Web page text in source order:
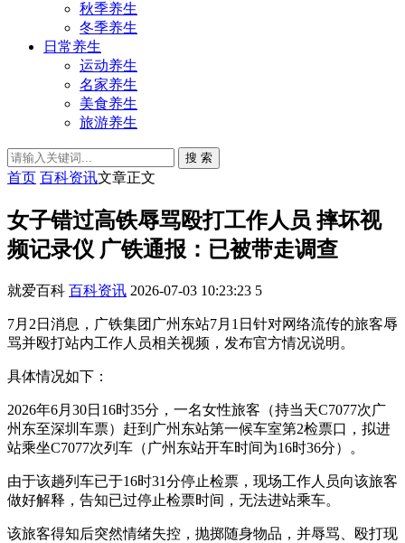
秋季养生
冬季养生
日常养生
运动养生
名家养生
美食养生
旅游养生
搜 索
首页 百科资讯文章正文
女子错过高铁辱骂殴打工作人员 摔坏视
频记录仪 广铁通报：已被带走调查
就爱百科 百科资讯 2026-07-03 10:23:23 5
7月2日消息，广铁集团广州东站7月1日针对网络流传的旅客辱
骂并殴打站内工作人员相关视频，发布官方情况说明。
具体情况如下：
2026年6月30日16时35分，一名女性旅客（持当天C7077次广
州东至深圳车票）赶到广州东站第一候车室第2检票口，拟进
站乘坐C7077次列车（广州东站开车时间为16时36分）。
由于该趟列车已于16时31分停止检票，现场工作人员向该旅客
做好解释，告知已过停止检票时间，无法进站乘车。
该旅客得知后突然情绪失控，抛掷随身物品，并辱骂、殴打现